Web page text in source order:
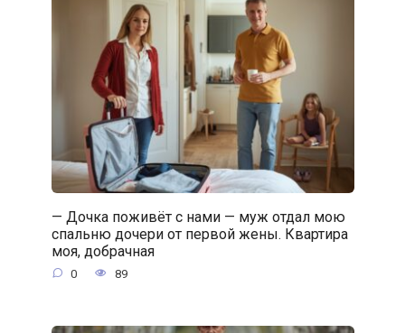
— Дочка поживёт с нами — муж отдал мою
спальню дочери от первой жены. Квартира
моя, добрачная
0 89